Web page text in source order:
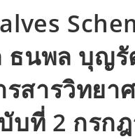
ธนพล บุญ
สารวิทยา
บที่ 2 กรก